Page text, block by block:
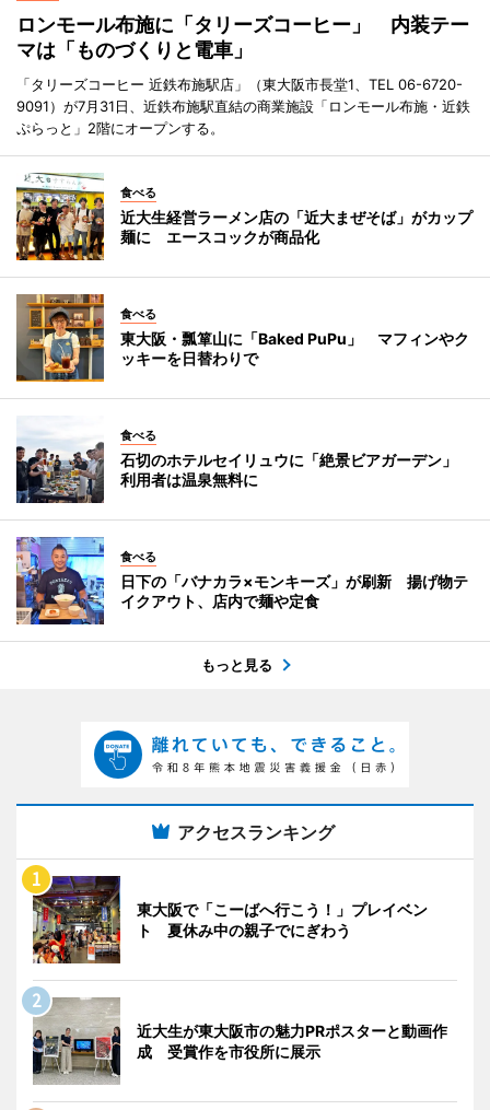
ロンモール布施に「タリーズコーヒー」 内装テー
マは「ものづくりと電車」
「タリーズコーヒー 近鉄布施駅店」（東大阪市長堂1、TEL 06-6720-
9091）が7月31日、近鉄布施駅直結の商業施設「ロンモール布施・近鉄
ぷらっと」2階にオープンする。
食べる
近大生経営ラーメン店の「近大まぜそば」がカップ
麺に エースコックが商品化
食べる
東大阪・瓢箪山に「Baked PuPu」 マフィンやク
ッキーを日替わりで
食べる
石切のホテルセイリュウに「絶景ビアガーデン」
利用者は温泉無料に
食べる
日下の「バナカラ×モンキーズ」が刷新 揚げ物テ
イクアウト、店内で麺や定食
もっと見る
アクセスランキング
東大阪で「こーばへ行こう！」プレイベン
ト 夏休み中の親子でにぎわう
近大生が東大阪市の魅力PRポスターと動画作
成 受賞作を市役所に展示